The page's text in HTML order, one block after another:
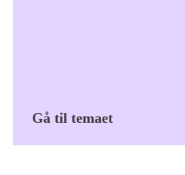
Gå til temaet